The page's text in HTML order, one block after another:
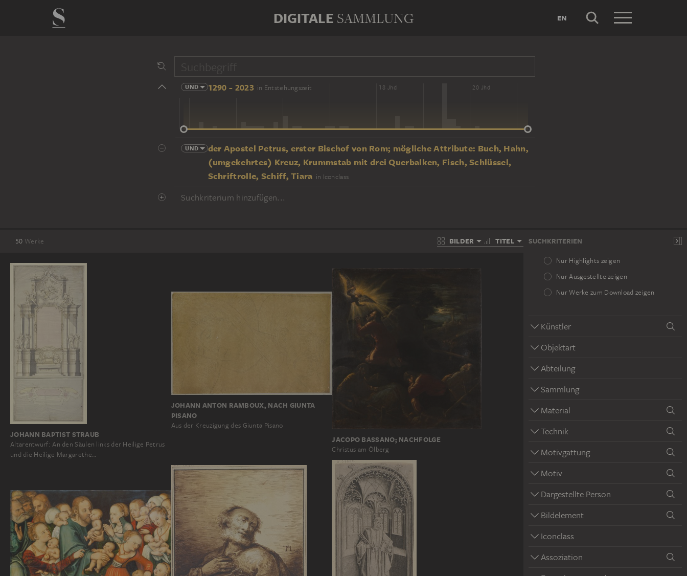
DIGITALE SAMMLUNG EN
UND 1290 - 2023 in Entstehungszeit
14 Jhd 16 Jhd 18 Jhd 20 Jhd
UND
der Apostel Petrus, erster Bischof von Rom; mögliche Attribute: Buch, Hahn,
(umgekehrtes) Kreuz, Krummstab mit drei Querbalken, Fisch, Schlüssel,
Schriftrolle, Schiff, Tiara in Iconclass
Suchkriterium hinzufügen...
50 Werke BILDER TITEL SUCHKRITERIEN
Nur Highlights zeigen
Nur Ausgestellte zeigen
Nur Werke zum Download zeigen
Künstler
Objektart
Abteilung
Sammlung
Material
Technik
Motivgattung
Motiv
Dargestellte Person
Bildelement
Iconclass
Assoziation
JOHANN BAPTIST STRAUB
Altarentwurf: An den Säulen links der Heilige Petrus
und die Heilige Margarethe…
JOHANN ANTON RAMBOUX, NACH GIUNTA
PISANO
Aus der Kreuzigung des Giunta Pisano
JACOPO BASSANO; NACHFOLGE
Christus am Ölberg